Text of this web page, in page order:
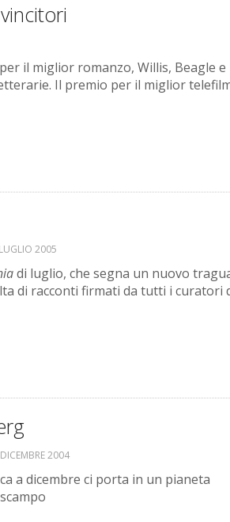
il miglior romanzo, Willis, Beagle e
Il premio per il miglior
2005
di luglio, che segna un nuovo
di racconti firmati da tutti i curatori
2004
a dicembre ci porta in un pianeta